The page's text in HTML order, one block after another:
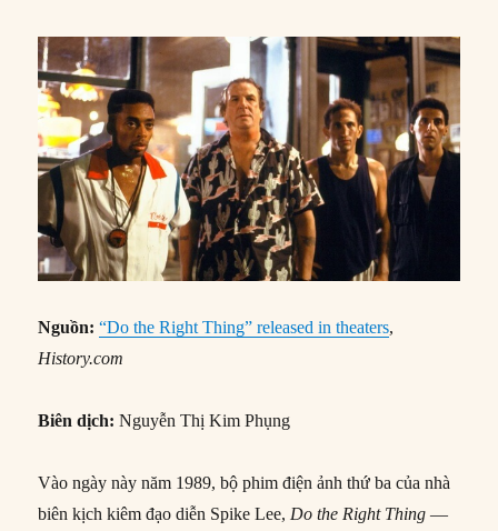
Nguồn:“Do the Right Thing” released in theaters,
History.com
Biên dịch: Nguyễn Thị Kim Phụng
Vào ngày này năm 1989, bộ phim điện ảnh thứ ba của nhà
biên kịch kiêm đạo diễn Spike Lee, Do the Right Thing —